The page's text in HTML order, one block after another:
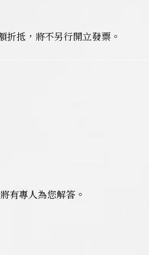
抵，將不另行開立發票。
有專人為您解答。